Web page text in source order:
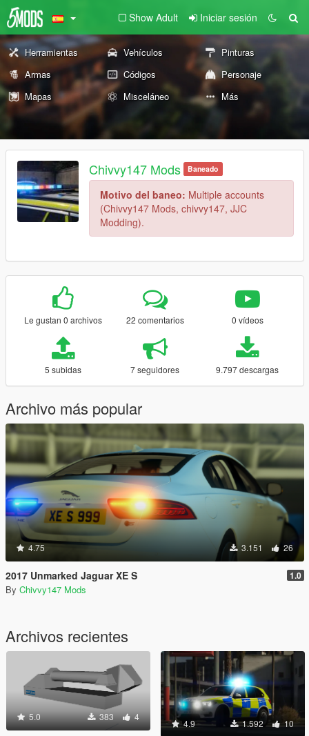
Show Adult Iniciar sesión
Herramientas Vehículos
Pinturas
Armas
Códigos
Personaje
Mapas
Misceláneo Más
Chivvy147 Mods Baneado
Motivo del baneo: Multiple accounts
(Chivvy147 Mods, chivvy147, JJC
Modding).
Le gustan 0 archivos 22 comentarios 0 vídeos
5 subidas 7 seguidores 9.797 descargas
Archivo más popular
4.75 3.151 26
2017 Unmarked Jaguar XE S 1.0
By Chivvy147 Mods
Archivos recientes
5.0 383 4
4.9 1.592 10